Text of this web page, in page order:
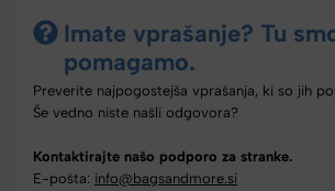
Imate vprašanje? Tu
pomagamo.
Preverite najpogostejša vprašanja, ki so jih
Še vedno niste našli odgovora?
Kontaktirajte našo podporo za stranke.
E-pošta: info@bagsandmore.si